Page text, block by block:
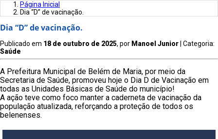
Página Inicial
Dia “D” de vacinação.
Dia “D” de vacinação.
Publicado em 18 de outubro de 2025, por Manoel Junior | Categoria:
Saúde
A Prefeitura Municipal de Belém de Maria, por meio da
Secretaria de Saúde, promoveu hoje o Dia D de Vacinação em
todas as Unidades Básicas de Saúde do município!
A ação teve como foco manter a caderneta de vacinação da
população atualizada, reforçando a proteção de todos os
belenenses.